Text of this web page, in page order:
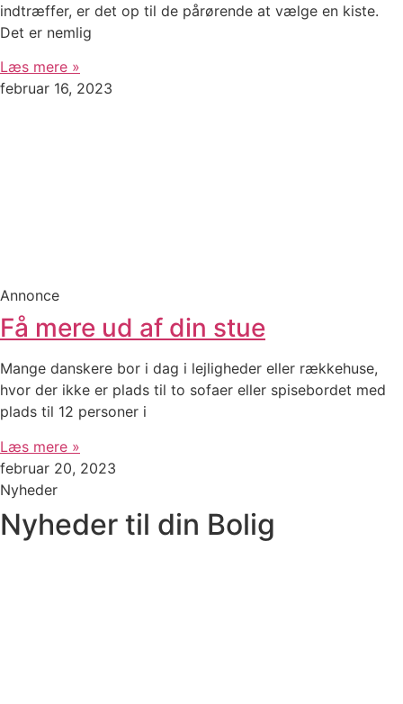
indtræffer, er det op til de pårørende at vælge en kiste.
Det er nemlig
Læs mere »
februar 16, 2023
Annonce
Få mere ud af din stue
Mange danskere bor i dag i lejligheder eller rækkehuse,
hvor der ikke er plads til to sofaer eller spisebordet med
plads til 12 personer i
Læs mere »
februar 20, 2023
Nyheder
Nyheder til din Bolig